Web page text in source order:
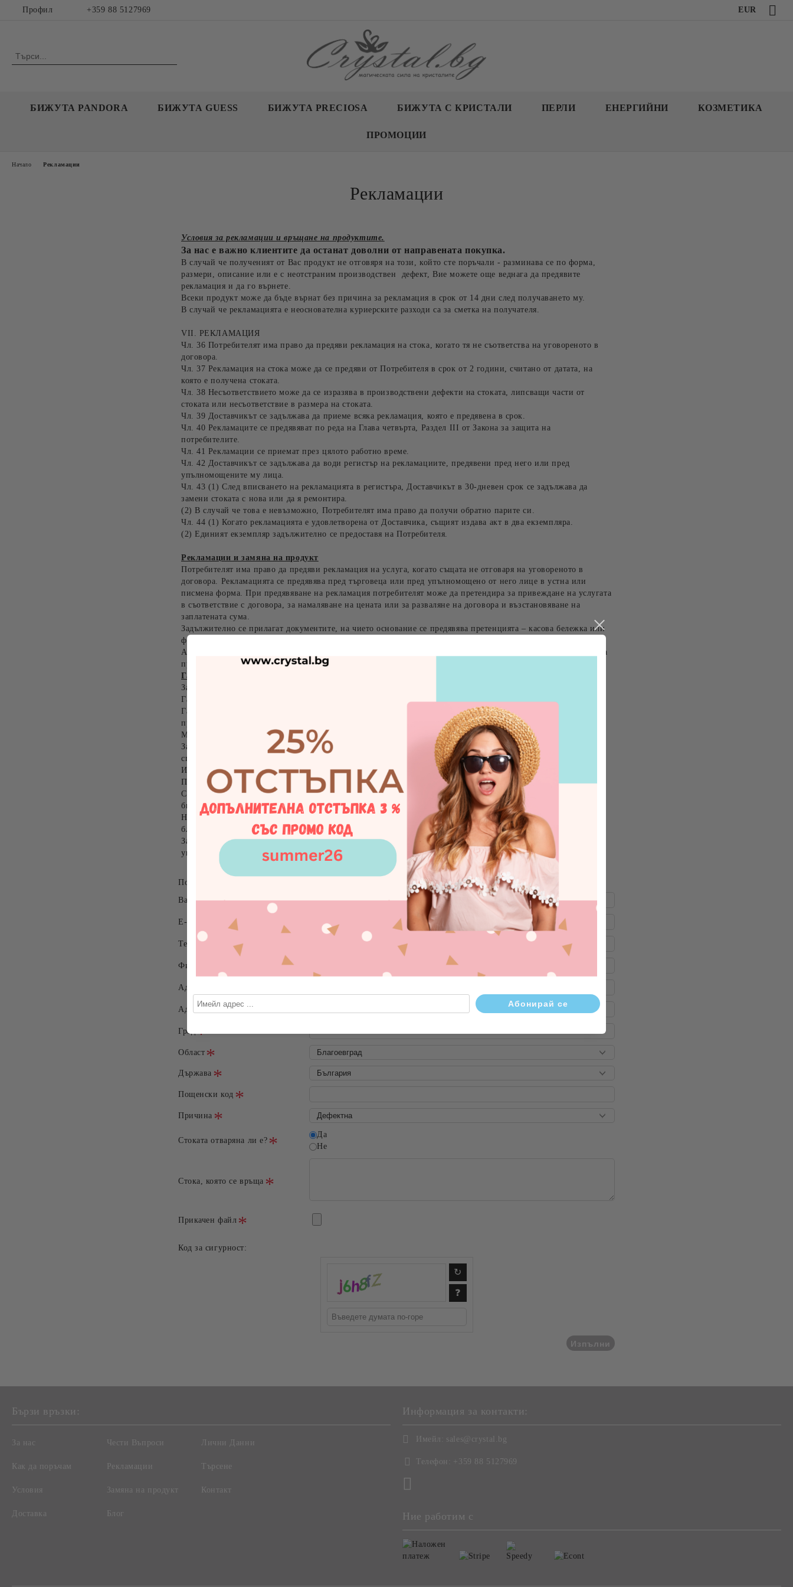
Профил +359 88 5127969 EUR
БИЖУТА PANDORA БИЖУТА GUESS БИЖУТА PRECIOSA БИЖУТА С КРИСТАЛИ ПЕРЛИ ЕНЕРГИЙНИ КОЗМЕТИКА
ПРОМОЦИИ
Начало Рекламации
Рекламации
Условия за рекламации и връщане на продуктите.
За нас е важно клиентите да останат доволни от направената покупка.
В случай че полученият от Вас продукт не отговяря на този, който сте поръчали - разминава се по форма,
размери, описание или е с неотстраним производствен дефект, Вие можете още веднага да предявите
рекламация и да го върнете.
Всеки продукт може да бъде върнат без причина за рекламация в срок от 14 дни след получаването му.
В случай че рекламацията е неоснователна куриерските разходи са за сметка на получателя.
VII. РЕКЛАМАЦИЯ
Чл. 36 Потребителят има право да предяви рекламация на стока, когато тя не съответства на уговореното в
договора.
Чл. 37 Рекламация на стока може да се предяви от Потребителя в срок от 2 години, считано от датата, на
която е получена стоката.
Чл. 38 Несъответствието може да се изразява в производствени дефекти на стоката, липсващи части от
стоката или несъответствие в размера на стоката.
Чл. 39 Доставчикът се задължава да приеме всяка рекламация, която е предявена в срок.
Чл. 40 Рекламаците се предявяват по реда на Глава четвърта, Раздел III от Закона за защита на
потребителите.
Чл. 41 Рекламации се приемат през цялото работно време.
Чл. 42 Доставчикът се задължава да води регистър на рекламациите, предявени пред него или пред
упълномощените му лица.
Чл. 43 (1) След вписването на рекламацията в регистъра, Доставчикът в 30-дневен срок се задължава да
замени стоката с нова или да я ремонтира.
(2) В случай че това е невъзможно, Потребителят има право да получи обратно парите си.
Чл. 44 (1) Когато рекламацията е удовлетворена от Доставчика, същият издава акт в два екземпляра.
(2) Единият екземпляр задължително се предоставя на Потребителя.
Рекламации и замяна на продукт
Потребителят има право да предяви рекламация на услуга, когато същата не отговаря на уговореното в
договора. Рекламацията се предявява пред търговеца или пред упълномощено от него лице в устна или
писмена форма. При предявяване на рекламация потребителят може да претендира за привеждане на услугата
в съответствие с договора, за намаляване на цената или за разваляне на договора и възстановяване на
заплатената сума.
Задължително се прилагат документите, на чието основание се предявява претенцията – касова бележка или
фактура, или други документи, които установяват несъответствието.
Ако стоката не може да бъде ремонтирана, същата се заменя с нова. Ако и това не е възможно, клиентът има
право да получи парите си обратно.
Гаранция на стока
Законът предоставя на потребителите двугодишна законова гаранция на стоките.
Гаранцията покрива само производствените дефекти на стоките.
Гаранцията не покрива щети върху стоките от неправилна употреба на продукта, неправилна грижа за
продукта, опит за самостоятелно поправяне на вредата или естествено износване.
Моля ползвайте този формуляр, за да поискате рекламация.
За да запазите блясъка на кристалите и златното покритие на металните елементи, Ви прeпоръчваме да
спазвате следните съвети:
Избягвайте да мокрите бижутата или да се къпете с тях.
Пазете ги от солената морска вода и хлорираната вода в басейните.
Съхранявайте ги в оригиналните им кутийки, в които сте ги получили и не ги смесвайте с други ваши
бижута, за да не се надраскат.
Не почиствайте с абразивни материали, бижутата се излъскват само с мека кърпа до възстановяване на
блясъка им
Замърсени позлатени бижута могат да се почисват и с бебешки мокри кърпички с неутрално pH, като се
увиват за 3-4 минути в кърпичката, след което се излъскват с нея и накрая се подсушават
Полетата с
Вашето име
E-mail
Телефон
Фирма
Адрес
Адрес (продължение)
Град
Област
Държава
Пощенски код
Причина
Стоката отваряна ли е?
Да
Не
Стока, която се връща
Прикачен файл
Код за сигурност:
Бързи връзки:
За нас
Как да поръчам
Условия
Доставка
Чести Въпроси
Рекламации
Замяна на продукт
Блог
Лични Данни
Търсене
Контакт
Информация за контакти:
Имейл: sales@crystal.bg
Телефон: +359 88 5127969
Ние работим с